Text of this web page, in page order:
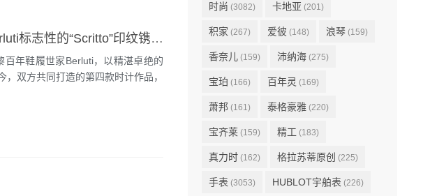
HUBLOT宇舶表携手Berluti铸就品质典范 将Berluti标志性的“Scritto”印纹镌刻于表壳
年鞋履世家Berluti，以精湛卓绝的
双方共同打造的第四款时计作品，
时尚 (3082) 卡地亚 (201)
积家 (267) 爱彼 (148) 浪琴 (159)
香奈儿 (159) 沛纳海 (275)
宝珀 (166) 百年灵 (169)
萧邦 (161) 泰格豪雅 (220)
宝齐莱 (159) 精工 (183)
真力时 (162) 格拉苏蒂原创 (225)
手表 (3053) HUBLOT宇舶表 (226)